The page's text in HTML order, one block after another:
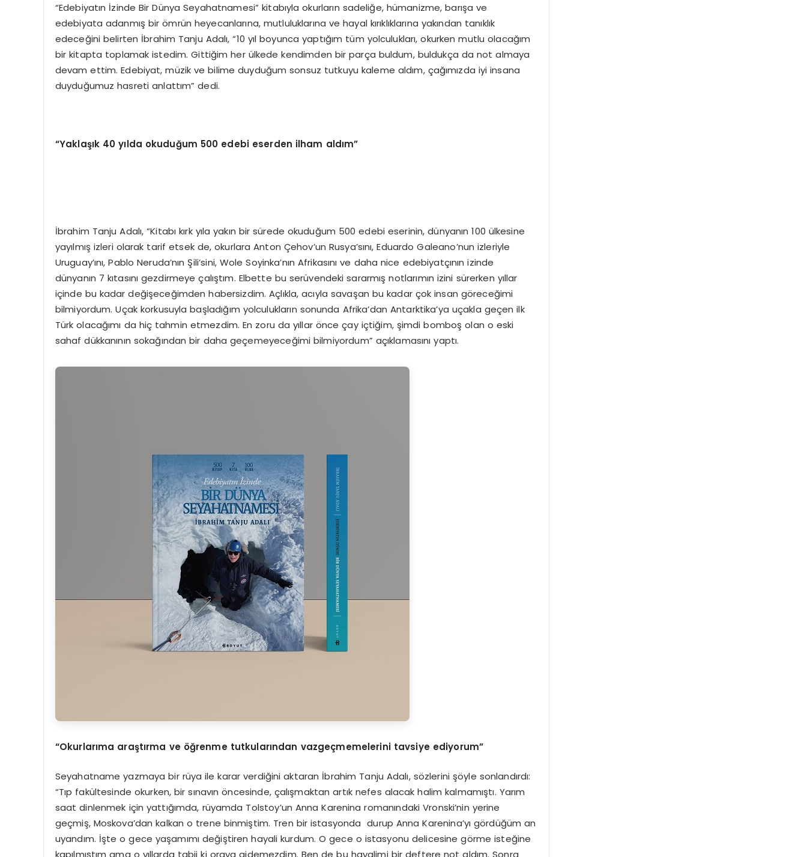
“Edebiyatın İzinde Bir Dünya Seyahatnamesi” kitabıyla okurların sadeliğe, hümanizme, barışa ve
edebiyata adanmış bir ömrün heyecanlarına, mutluluklarına ve hayal kırıklıklarına yakından tanıklık
edeceğini belirten İbrahim Tanju Adalı, “10 yıl boyunca yaptığım tüm yolculukları, okurken mutlu olacağım
bir kitapta toplamak istedim. Gittiğim her ülkede kendimden bir parça buldum, buldukça da not almaya
devam ettim. Edebiyat, müzik ve bilime duyduğum sonsuz tutkuyu kaleme aldım, çağımızda iyi insana
duyduğumuz hasreti anlattım” dedi.
“Yaklaşık 40 yılda okuduğum 500 edebi eserden ilham aldım”
İbrahim Tanju Adalı, “Kitabı kırk yıla yakın bir sürede okuduğum 500 edebi eserinin, dünyanın 100 ülkesine
yayılmış izleri olarak tarif etsek de, okurlara Anton Çehov’un Rusya’sını, Eduardo Galeano’nun izleriyle
Uruguay’ını, Pablo Neruda’nın Şili’sini, Wole Soyinka’nın Afrikasını ve daha nice edebiyatçının izinde
dünyanın 7 kıtasını gezdirmeye çalıştım. Elbette bu serüvendeki sararmış notlarımın izini sürerken yıllar
içinde bu kadar değişeceğimden habersizdim. Açlıkla, acıyla savaşan bu kadar çok insan göreceğimi
bilmiyordum. Uçak korkusuyla başladığım yolculukların sonunda Afrika’dan Antarktika’ya uçakla geçen ilk
Türk olacağımı da hiç tahmin etmezdim. En zoru da yıllar önce çay içtiğim, şimdi bomboş olan o eski
sahaf dükkanının sokağından bir daha geçemeyeceğimi bilmiyordum” açıklamasını yaptı.
“Okurlarıma araştırma ve öğrenme tutkularından vazgeçmemelerini tavsiye ediyorum”
Seyahatname yazmaya bir rüya ile karar verdiğini aktaran İbrahim Tanju Adalı, sözlerini şöyle sonlandırdı:
“Tıp fakültesinde okurken, bir sınavın öncesinde, çalışmaktan artık nefes alacak halim kalmamıştı. Yarım
saat dinlenmek için yattığımda, rüyamda Tolstoy’un Anna Karenina romanındaki Vronski’nin yerine
geçmiş, Moskova’dan kalkan o trene binmiştim. Tren bir istasyonda durup Anna Karenina’yı gördüğüm an
uyandım. İşte o gece yaşamımı değiştiren hayali kurdum. O gece o istasyonu delicesine görme isteğine
kapılmıştım ama o yıllarda tabii ki oraya gidemezdim. Ben de bu hayalimi bir deftere not aldım. Sonra